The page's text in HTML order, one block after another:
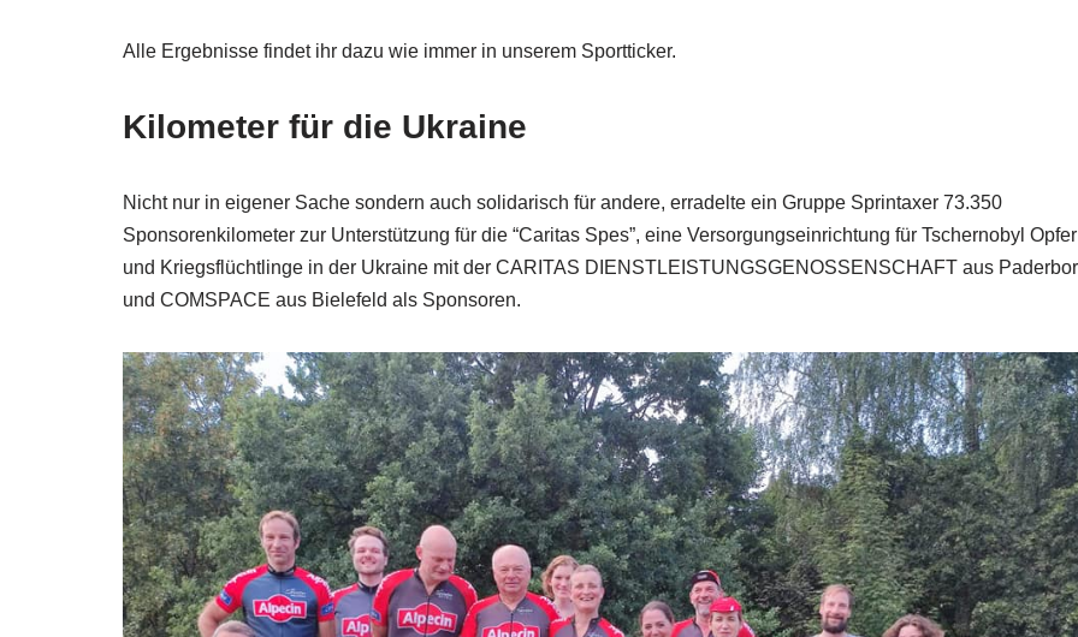
Alle Ergebnisse findet ihr dazu wie immer in unserem Sportticker.
Kilometer für die Ukraine
Nicht nur in eigener Sache sondern auch solidarisch für andere, erradelte ein Gruppe Sprintaxer 73.350
Sponsorenkilometer zur Unterstützung für die “Caritas Spes”, eine Versorgungseinrichtung für Tschernobyl Opfer
und Kriegsflüchtlinge in der Ukraine mit der CARITAS DIENSTLEISTUNGSGENOSSENSCHAFT aus
und COMSPACE aus Bielefeld als Sponsoren.